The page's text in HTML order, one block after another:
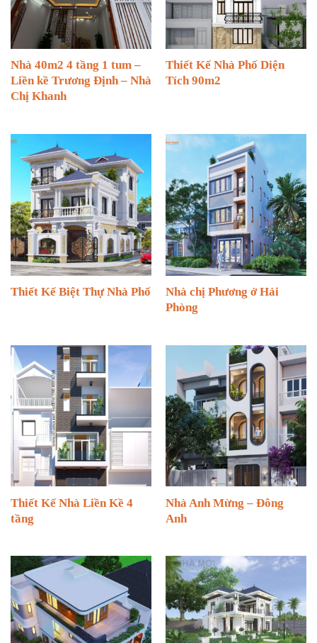
Nhà 40m2 4 tầng 1 tum –
Liền kề Trương Định – Nhà
Chị Khanh
Thiết Kế Nhà Phố Diện
Tích 90m2
Thiết Kế Biệt Thự Nhà Phố
Nhà chị Phương ở Hải
Phòng
Thiết Kế Nhà Liền Kề 4
tầng
Nhà Anh Mừng – Đông
Anh